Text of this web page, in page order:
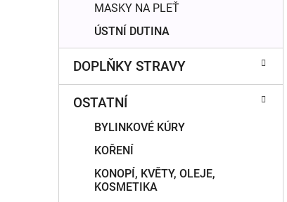
MASKY NA PLEŤ
ÚSTNÍ DUTINA
DOPLŇKY STRAVY
OSTATNÍ
BYLINKOVÉ KÚRY
KOŘENÍ
KONOPÍ, KVĚTY, OLEJE,
KOSMETIKA